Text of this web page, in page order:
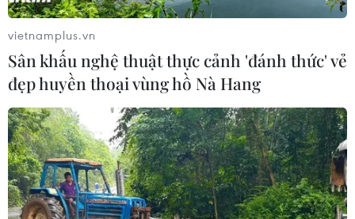
Tổng Biên tập: TRẦN TIẾN DUẨN
Phó Tổng Biên tập: NGUYỄN THỊ TÁM, KHÚC THANH
THỦY
Sở hữu trí tuệ
Quy định sử dụng
RSS
Hỗ trợ
Ngôn ngữ
TTXVN
Dịch vụ tin
Quảng cáo
vietnamplus.vn
Sân khấu nghệ thuật thực cảnh 'đánh thức' vẻ
đẹp huyền thoại vùng hồ Nà Hang